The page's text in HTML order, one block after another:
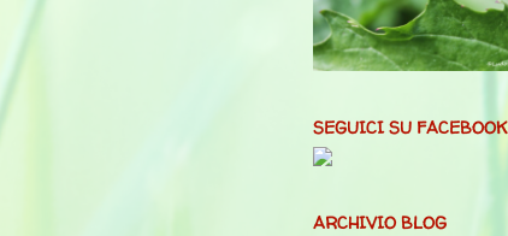
SEGUICI SU FACEBOOK
ARCHIVIO BLOG